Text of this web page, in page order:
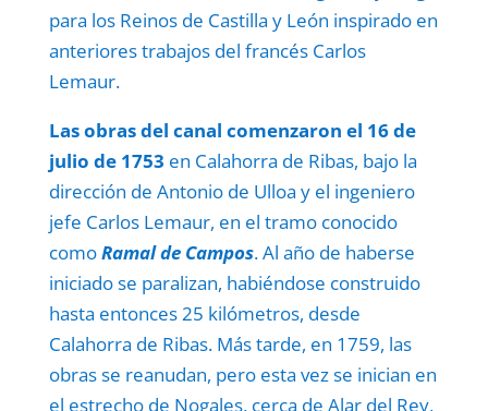
para los Reinos de Castilla y León inspirado en
anteriores trabajos del francés Carlos
Lemaur.
Las obras del canal comenzaron el 16 de
julio de 1753 en Calahorra de Ribas, bajo la
dirección de Antonio de Ulloa y el ingeniero
jefe Carlos Lemaur, en el tramo conocido
comoRamal de Campos. Al año de haberse
iniciado se paralizan, habiéndose construido
hasta entonces 25 kilómetros, desde
Calahorra de Ribas. Más tarde, en 1759, las
obras se reanudan, pero esta vez se inician en
el estrecho de Nogales, cerca de Alar del Rey,